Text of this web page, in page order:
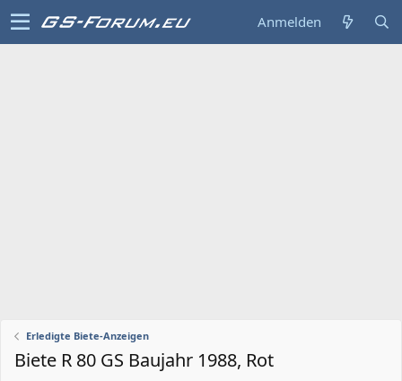
Anmelden
Erledigte Biete-Anzeigen
Biete R 80 GS Baujahr 1988, Rot